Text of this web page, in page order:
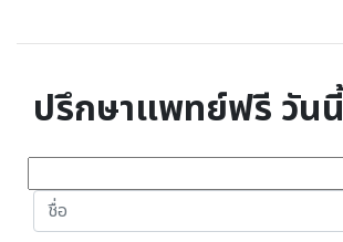
ปรึกษาแพทย์ฟรี วันนี้